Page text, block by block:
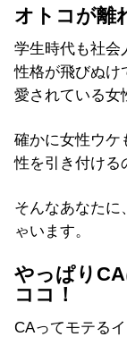
オトコが離
学生時代も社会
性格が飛びぬけ
愛されている女
確かに女性ウケ
性を引き付ける
そんなあなたに
ゃいます。
やっぱり
ココ！
CAってモテる